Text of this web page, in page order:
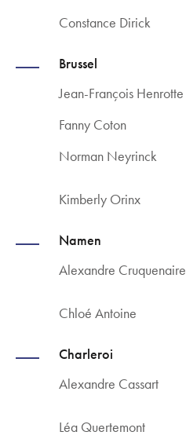
Constance Dirick
Brussel
Jean-François Henrotte
Fanny Coton
Norman Neyrinck
Kimberly Orinx
Namen
Alexandre Cruquenaire
Chloé Antoine
Charleroi
Alexandre Cassart
Léa Quertemont